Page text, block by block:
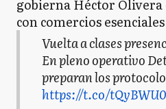
gobierna Héctor Olivera
con comercios
Vuelta a clases
En pleno operativo
preparan los
https://t.co/